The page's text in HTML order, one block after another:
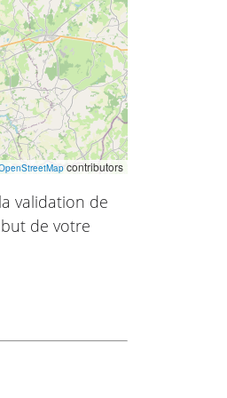
contributors
validation de
de votre